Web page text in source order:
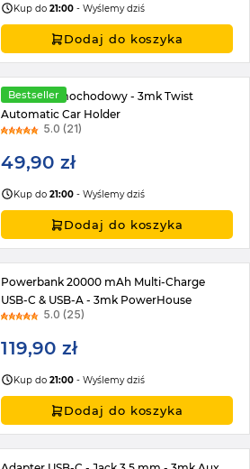
Kup do21:00 - Wyślemy dziś
Dodaj do koszyka
Bestseller
Uchwyt samochodowy - 3mk Twist
Automatic Car Holder
5.0 (21)
49,90 zł
Kup do21:00 - Wyślemy dziś
Dodaj do koszyka
Powerbank 20000 mAh Multi-Charge
USB-C & USB-A - 3mk PowerHouse
5.0 (25)
119,90 zł
Kup do21:00 - Wyślemy dziś
Dodaj do koszyka